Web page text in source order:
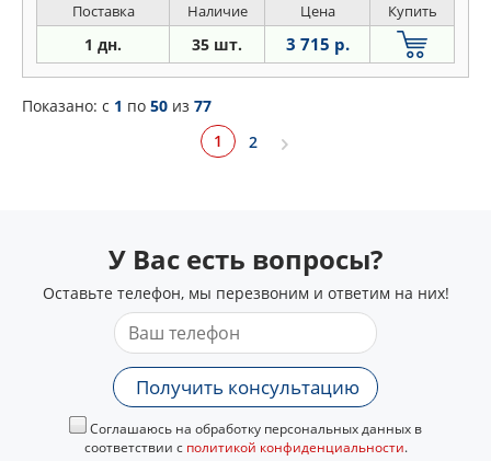
Поставка Наличие Цена Купить
1 дн. 35 шт. 3 715 р.
Показано: c 1 по 50 из 77
1
2
У Вас есть вопросы?
Оставьте телефон, мы перезвоним и ответим на них!
Получить консультацию
Соглашаюсь на обработку персональных данных в
соответствии с политикой конфиденциальности.